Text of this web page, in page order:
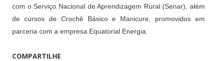
com o Serviço Nacional de Aprendizagem Rural (Senar), além
de cursos de Crochê Básico e Manicure, promovidos em
parceria com a empresa Equatorial Energia.
COMPARTILHE